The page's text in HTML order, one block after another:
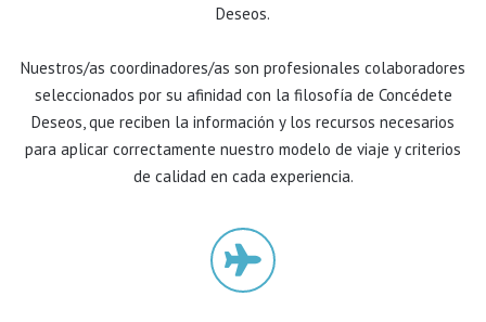
Deseos.
Nuestros/as coordinadores/as son profesionales colaboradores
seleccionados por su afinidad con la filosofía de Concédete
Deseos, que reciben la información y los recursos necesarios
para aplicar correctamente nuestro modelo de viaje y criterios
de calidad en cada experiencia.